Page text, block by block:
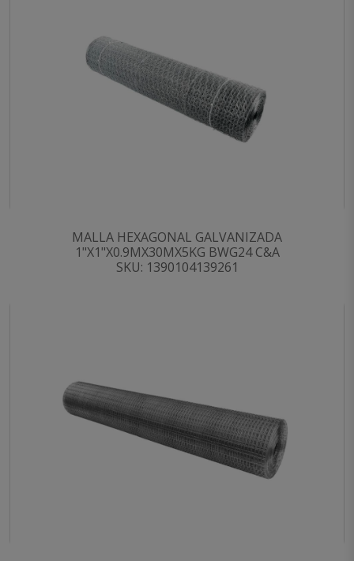
MALLA HEXAGONAL GALVANIZADA
1"X1"X0.9MX30MX5KG BWG24 C&A
SKU: 1390104139261